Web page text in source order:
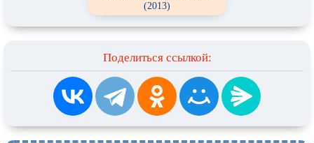
(2013)
Поделиться ссылкой: